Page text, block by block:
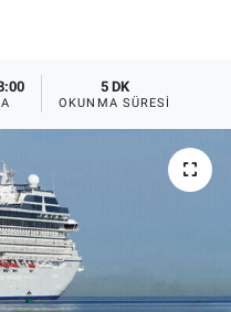
5 DK
OKUNMA SÜRESI